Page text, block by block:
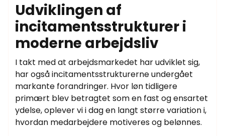
Udviklingen af
incitamentsstrukturer i
moderne arbejdsliv
I takt med at arbejdsmarkedet har udviklet sig,
har også incitamentsstrukturerne undergået
markante forandringer. Hvor løn tidligere
primært blev betragtet som en fast og ensartet
ydelse, oplever vi i dag en langt større variation i,
hvordan medarbejdere motiveres og belønnes.